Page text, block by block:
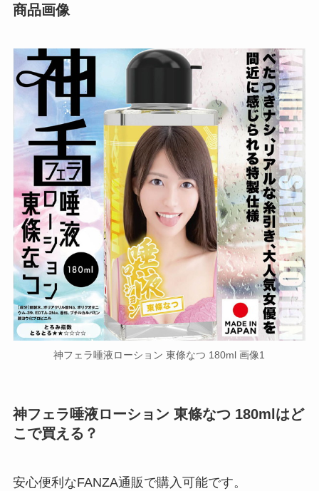
商品画像
神フェラ唾液ローション 東條なつ 180ml 画像1
神フェラ唾液ローション 東條なつ 180mlはど
こで買える？
安心便利なFANZA通販で購入可能です。